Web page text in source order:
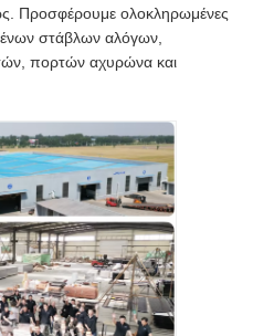
Προσφέρουμε ολοκληρωμένες
στάβλων αλόγων,
πορτών αχυρώνα και